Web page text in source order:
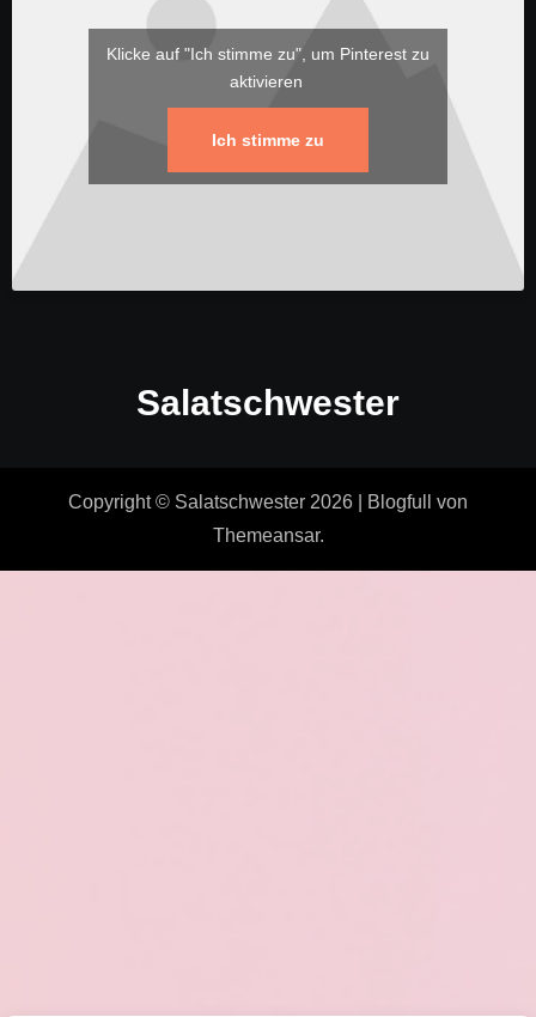
Klicke auf "Ich stimme zu", um Pinterest zu
aktivieren
Ich stimme zu
Salatschwester
Copyright © Salatschwester 2026 Blogfull
von
Themeansar.